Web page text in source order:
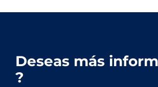
Deseas más
?